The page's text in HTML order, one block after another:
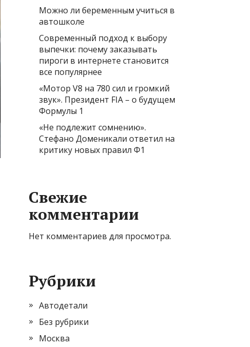
Можно ли беременным учиться в
автошколе
Современный подход к выбору
выпечки: почему заказывать
пироги в интернете становится
все популярнее
«Мотор V8 на 780 сил и громкий
звук». Президент FIA – о будущем
Формулы 1
«Не подлежит сомнению».
Стефано Доменикали ответил на
критику новых правил Ф1
Свежие
комментарии
Нет комментариев для просмотра.
Рубрики
Автодетали
Без рубрики
Москва